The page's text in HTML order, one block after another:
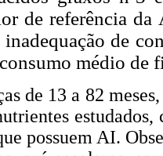
de referência da
de
médio de
de 13 a 82
possuem AI.